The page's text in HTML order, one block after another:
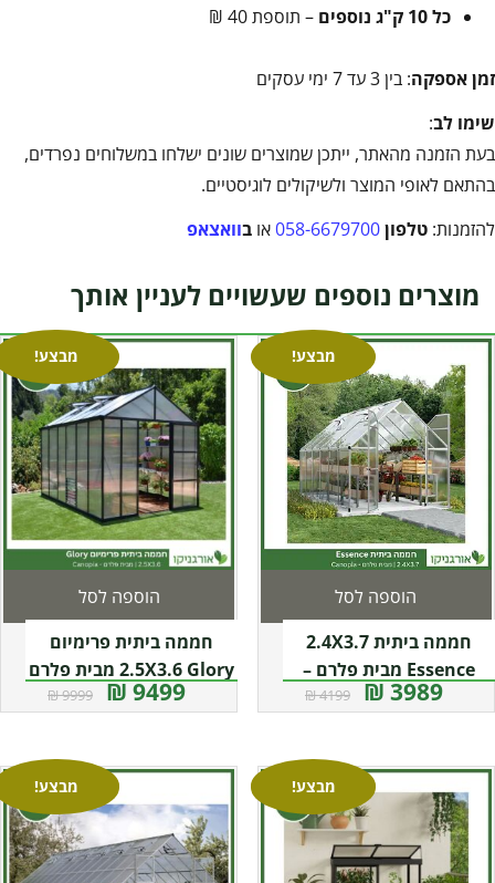
כל 10 ק"ג נוספים
– תוספת 40 ₪
זמן אספקה: בין 3 עד 7 ימי עסקים
שימו לב:
בעת הזמנה מהאתר, ייתכן שמוצרים שונים ישלחו במשלוחים נפרדים,
בהתאם לאופי המוצר ולשיקולים לוגיסטיים.
להזמנות: טלפון058-6679700או בוואצאפ
מוצרים נוספים שעשויים לעניין אותך
מבצע!
חממה ביתית 2.4X3.7
Essence מבית פלרם –
Canopia
3989 ₪
4199 ₪
הוספה לסל
מבצע!
חממה ביתית פרימיום
2.5X3.6 Glory מבית פלרם
– Canopia
9499 ₪
9999 ₪
הוספה לסל
מבצע! מבצע!